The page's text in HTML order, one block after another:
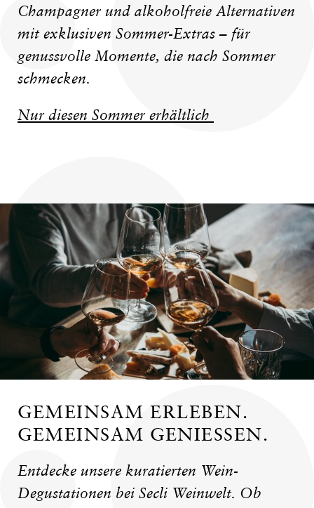
Champagner und alkoholfreie Alternativen
mit exklusiven Sommer-Extras – für
genussvolle Momente, die nach Sommer
schmecken.
Nur diesen Sommer erhältlich
GEMEINSAM ERLEBEN.
GEMEINSAM GENIESSEN.
Entdecke unsere kuratierten Wein-
Degustationen bei Secli Weinwelt. Ob